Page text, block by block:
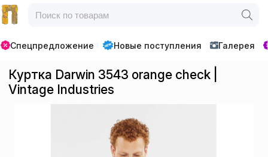
Спецпредложение Новые поступления Галерея
Куртка Darwin 3543 orange check |
Vintage Industries